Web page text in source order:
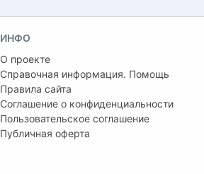
ИНФО
О проекте
Справочная информация. Помощь
Правила сайта
Соглашение о конфиденциальности
Пользовательское соглашение
Публичная оферта